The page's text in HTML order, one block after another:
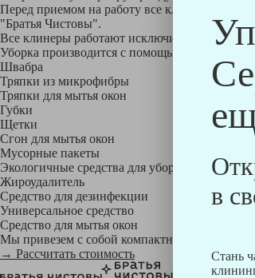
в
Стань
Перед приемом на работу все клинеры
"Братья Чистовы".
Все клинеры работают исключительно в
Уборка производится с помощью
Швабра
Тряпки из микрофибры
Тряпки для мытья окон
Губки
Щетки
Сгон для мытья окон
Мусорные пакеты
Экологичные средства для уборки немецкой
Жироудалитель
Средство для дезинфекции
Универсальное средство
Средство для мытья окон
Мы привезем с собой компактный
→ Рассчитать стоимость